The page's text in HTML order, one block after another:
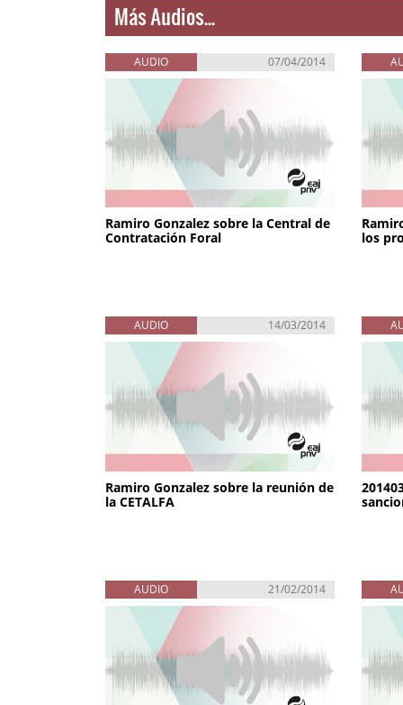
Más Audios...
AUDIO 07/04/2014
Ramiro Gonzalez sobre la Central de
Contratación Foral
los
AUDIO 14/03/2014
Ramiro Gonzalez sobre la reunión de
la CETALFA
AUDIO 21/02/2014